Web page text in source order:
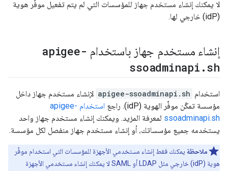
لا يمكنك إنشاء مستخدم جهاز للمؤسسات التي لم يتم تفعيل موفِّر هوية
(idP) خارجي لها.
إنشاء مستخدم جهاز باستخدام apigee-
ssoadminapi .sh
استخدام apigee-ssoadminapi.sh لإنشاء مستخدم جهاز داخل
مؤسسة تمكّن موفِّر الهوية (idP). راجع
استخدام apigee-
ssoadminapi.sh لمعرفة المزيد. ويمكنك إنشاء مستخدم جهاز واحد
يستخدمه جميع مؤسساتك، أو إنشاء مستخدم جهاز منفصل لكل مؤسسة.
ملاحظة يمكنك فقط إنشاء مستخدمي الأجهزة للمؤسسات التي استخدام موفِّر
هوية (idP) خارجي مثل LDAP أو SAML لا يمكنك إنشاء مستخدمي الأجهزة